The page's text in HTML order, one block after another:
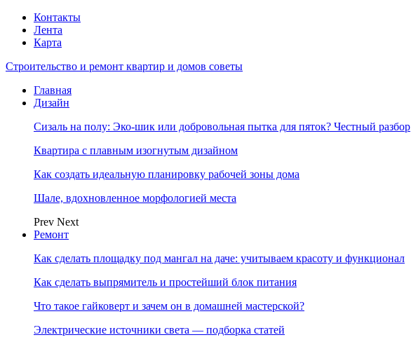
Контакты
Лента
Карта
Строительство и ремонт квартир и домов советы
Главная
Дизайн
Сизаль на полу: Эко-шик или добровольная пытка для пяток? Честный разбор
Квартира с плавным изогнутым дизайном
Как создать идеальную планировку рабочей зоны дома
Шале, вдохновленное морфологией места
Prev Next
Ремонт
Как сделать площадку под мангал на даче: учитываем красоту и функционал
Как сделать выпрямитель и простейший блок питания
Что такое гайковерт и зачем он в домашней мастерской?
Электрические источники света — подборка статей